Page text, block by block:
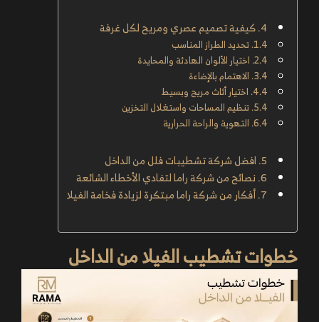
كيفية تصميم عصري ومريح لكل غرفة
تحديد الطراز المناسب
اختيار الألوان الهادئة والمحايدة
الاهتمام بالإضاءة
اختيار أثاث مريح وبسيط
تنظيم المساحات واستغلال التخزين
التهوية والراحة الحرارية
افضل شركة تشطيبات فلل من الداخل
نصائح من شركة راما لتفادي الأخطاء الشائعة
أفكار من شركة راما مبتكرة لزيادة فخامة الفيلا
خطوات تشطيب الفيلا من الداخل